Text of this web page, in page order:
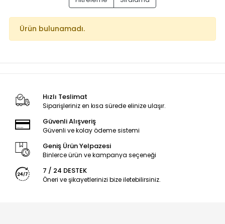
Ürün bulunamadı.
Hızlı Teslimat
Siparişleriniz en kısa sürede elinize ulaşır.
Güvenli Alışveriş
Güvenli ve kolay ödeme sistemi
Geniş Ürün Yelpazesi
Binlerce ürün ve kampanya seçeneği
7 / 24 DESTEK
Öneri ve şikayetlerinizi bize iletebilirsiniz.